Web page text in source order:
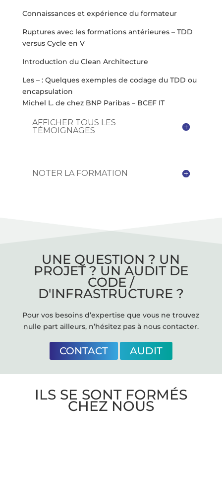
Connaissances et expérience du formateur
Ruptures avec les formations antérieures – TDD
versus Cycle en V
Introduction du Clean Architecture
Les – : Quelques exemples de codage du TDD ou
encapsulation
Michel L. de chez BNP Paribas – BCEF IT
AFFICHER TOUS LES
TÉMOIGNAGES
NOTER LA FORMATION
UNE QUESTION ? UN
PROJET ? UN AUDIT DE
CODE /
D'INFRASTRUCTURE ?
Pour vos besoins d’expertise que vous ne trouvez
nulle part ailleurs, n’hésitez pas à nous contacter.
CONTACT AUDIT
ILS SE SONT FORMÉS
CHEZ NOUS